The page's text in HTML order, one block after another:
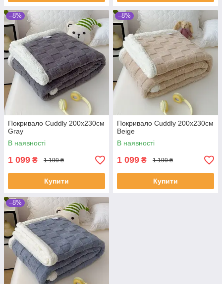
–8%
Покривало Cuddly 200х230см
Gray
В наявності
1 099 ₴ 1 199 ₴
Купити
–8%
Покривало Cuddly 200х230см
Beige
В наявності
1 099 ₴ 1 199 ₴
Купити
–8%